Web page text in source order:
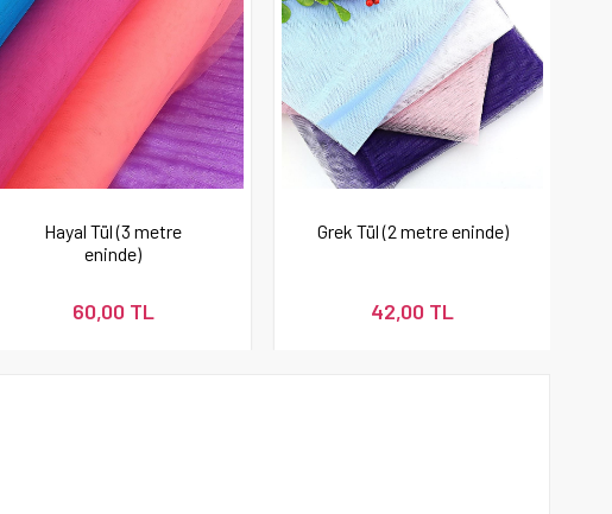
Hayal Tül (3 metre
eninde)
60,00 TL
Grek Tül (2 metre eninde)
42,00 TL